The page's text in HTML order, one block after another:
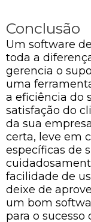
Conclusão
Um software
toda a
gerencia o
uma
a eficiência do
satisfação do
da sua
certa, leve em
específicas de
facilidade de
deixe de
um bom
para o sucesso